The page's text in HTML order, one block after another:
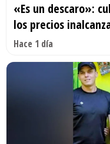
«Es un descaro»:
los precios
Hace 1 día